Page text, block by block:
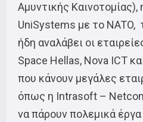
Αμυντικής
UniSystems με το NATO,
ήδη αναλάβει οι
Space Hellas, Nova ICT
που κάνουν μεγάλες
όπως η Intrasoft –
να πάρουν πολεμικά